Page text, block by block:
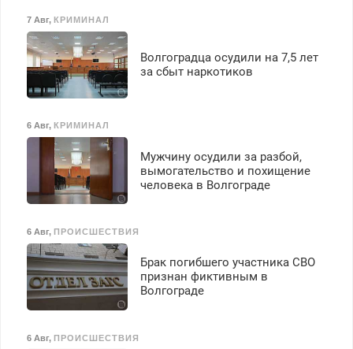
7 Авг, КРИМИНАЛ
Волгоградца осудили на 7,5 лет
за сбыт наркотиков
6 Авг, КРИМИНАЛ
Мужчину осудили за разбой,
вымогательство и похищение
человека в Волгограде
6 Авг, ПРОИСШЕСТВИЯ
Брак погибшего участника СВО
признан фиктивным в
Волгограде
6 Авг, ПРОИСШЕСТВИЯ